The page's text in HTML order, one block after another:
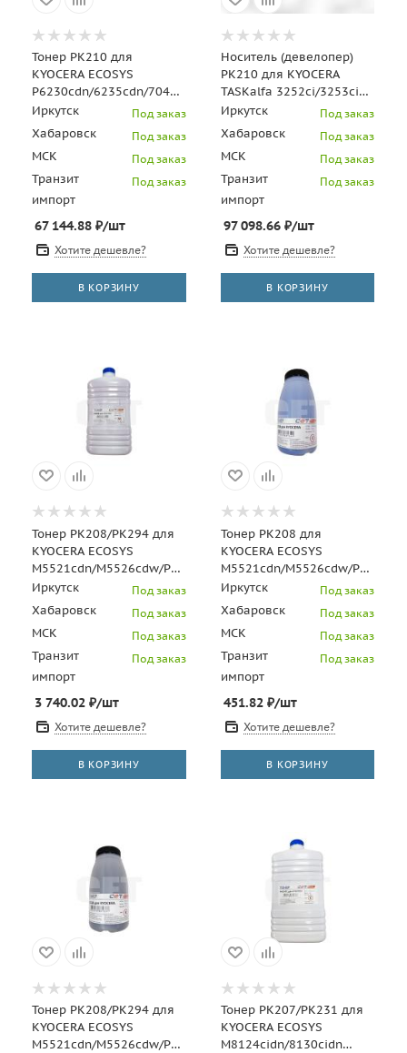
Тонер PK210 для
KYOCERA ECOSYS
P6230cdn/6235cdn/7040cdn
(Japan) Yellow, 100г/бут,
OSP0210Y100
Иркутск Под заказ
Хабаровск Под заказ
МСК Под заказ
Транзит
импорт
Под заказ
67 144.88 ₽/шт
Хотите дешевле?
В КОРЗИНУ
Носитель (девелопер)
PK210 для KYOCERA
TASKalfa 3252ci/3253ci
(Japan), 10кг/мешок,
OSP0210D10KG
Иркутск Под заказ
Хабаровск Под заказ
МСК Под заказ
Транзит
импорт
Под заказ
97 098.66₽/шт
Хотите дешевле?
В КОРЗИНУ
Тонер PK208/PK294 для
KYOCERA ECOSYS
M5521cdn/M5526cdw/P5021cdn/P5026cdn
(Japan) Magenta, 500г/бут
Иркутск Под заказ
Хабаровск Под заказ
МСК Под заказ
Транзит
импорт
Под заказ
3 740.02 ₽/шт
Хотите дешевле?
В КОРЗИНУ
Тонер PK208 для
KYOCERA ECOSYS
M5521cdn/M5526cdw/
(Japan) Cyan, 50г/бут,
(унив.), O
Иркутск Под заказ
Хабаровск Под заказ
МСК Под заказ
Транзит
импорт
Под заказ
451.82₽/шт
Хотите дешевле?
В КОРЗИНУ
Тонер PK208/PK294 для
KYOCERA ECOSYS
M5521cdn/M5526cdw/P5021cdn/P5026cdn
Тонер PK207/PK231 для
KYOCERA ECOSYS
M8124cidn/8130cidn